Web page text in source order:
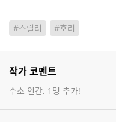
#스릴러 #호러
작가 코멘트
수소 인간. 1명 추가!